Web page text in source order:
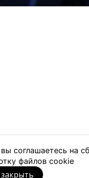
соглашаетесь на
файлов cookie